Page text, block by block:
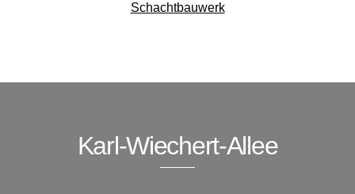
Schachtbauwerk
Karl-Wiechert-Allee